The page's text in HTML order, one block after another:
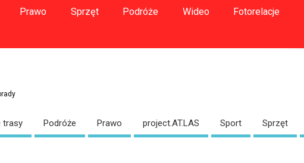
Prawo Sprzęt Podróże Wideo Fotorelacje
trasy Podróże Prawo project.AT.LAS Sport Sprzęt